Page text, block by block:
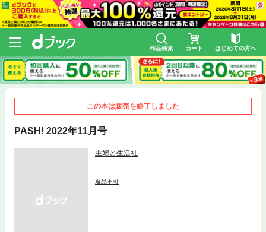
作品検索 カート はじめての方へ
この本は販売を終了しました
PASH! 2022年11月号
主婦と生活社
返品不可